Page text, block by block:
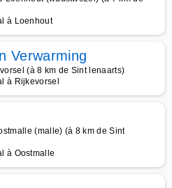
à Loenhout
Verwarming
(à 8 km de Sint lenaarts)
à Rijkevorsel
(malle) (à 8 km de Sint
à Oostmalle